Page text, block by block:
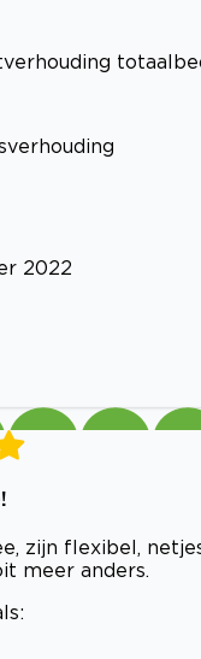
2022
zijn flexibel,
meer anders.